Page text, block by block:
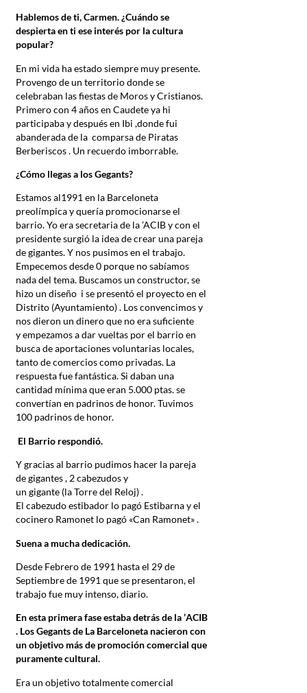
Hablemos de ti, Carmen. ¿Cuándo se
despierta en ti ese interés por la cultura
popular?
En mi vida ha estado siempre muy presente.
Provengo de un territorio donde se
celebraban las fiestas de Moros y Cristianos.
Primero con 4 años en Caudete ya hi
participaba y después en Ibi ,donde fui
abanderada de la comparsa de Piratas
Berberiscos . Un recuerdo imborrable.
¿Cómo llegas a losGegants?
Estamos al1991 en la Barceloneta
preolímpica y quería promocionarse el
barrio. Yo era secretaria de la ’ACIB y con el
presidente surgió la idea de crear una pareja
de gigantes. Y nos pusimos en el trabajo.
Empecemos desde 0 porque no sabíamos
nada del tema. Buscamos un constructor, se
hizo un diseño i se presentó el proyecto en el
Distrito (Ayuntamiento) . Los convencimos y
nos dieron un dinero que no era suficiente
y empezamos a dar vueltas por el barrio en
busca de aportaciones voluntarias locales,
tanto de comercios como privadas. La
respuesta fue fantástica. Si daban una
cantidad mínima que eran 5.000 ptas. se
convertían en padrinos de honor. Tuvimos
100 padrinos de honor.
El Barrio respondió.
Y gracias al barrio pudimos hacer la pareja
de gigantes , 2 cabezudos y
un gigante (la Torre del Reloj) .
El cabezudo estibador lo pagó Estibarna y el
cocinero Ramonet lo pagó «Can Ramonet» .
Suena a mucha dedicación.
Desde Febrero de 1991 hasta el 29 de
Septiembre de 1991 que se presentaron, el
trabajo fue muy intenso, diario.
En esta primera fase estaba detrás de la ’ACIB
. LosGegants de La Barceloneta nacieron con
un objetivo más de promoción comercial que
puramente cultural.
Era un objetivo totalmente comercial